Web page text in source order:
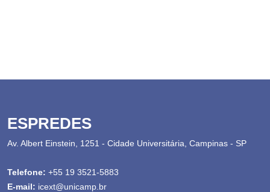
ESPREDES
Av. Albert Einstein, 1251 - Cidade Universitária, Campinas - SP
Telefone: +55 19 3521-5883
E-mail: icext@unicamp.br